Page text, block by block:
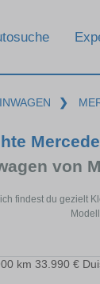
❯
von
findest du gezielt